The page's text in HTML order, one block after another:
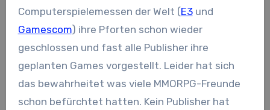
Computerspielemessen der Welt (E3und
Gamescom) ihre Pforten schon wieder
geschlossen und fast alle Publisher ihre
geplanten Games vorgestellt. Leider hat sich
das bewahrheitet was viele MMORPG-Freunde
schon befürchtet hatten. Kein Publisher hat